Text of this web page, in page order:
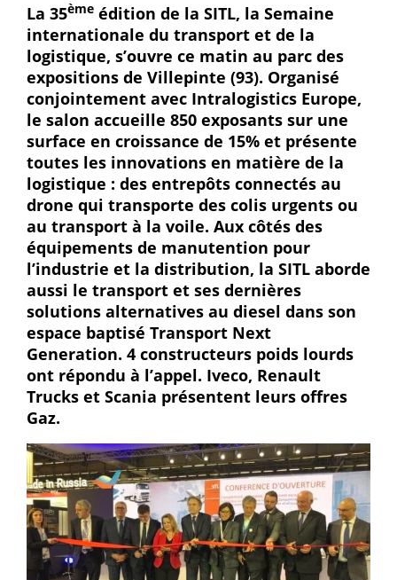
La 35ème édition de la SITL, la Semaine
internationale du transport et de la
logistique, s’ouvre ce matin au parc des
expositions de Villepinte (93). Organisé
conjointement avec Intralogistics Europe,
le salon accueille 850 exposants sur une
surface en croissance de 15% et présente
toutes les innovations en matière de la
logistique : des entrepôts connectés au
drone qui transporte des colis urgents ou
au transport à la voile. Aux côtés des
équipements de manutention pour
l’industrie et la distribution, la SITL aborde
aussi le transport et ses dernières
solutions alternatives au diesel dans son
espace baptisé Transport Next
Generation. 4 constructeurs poids lourds
ont répondu à l’appel. Iveco, Renault
Trucks et Scania présentent leurs offres
Gaz.